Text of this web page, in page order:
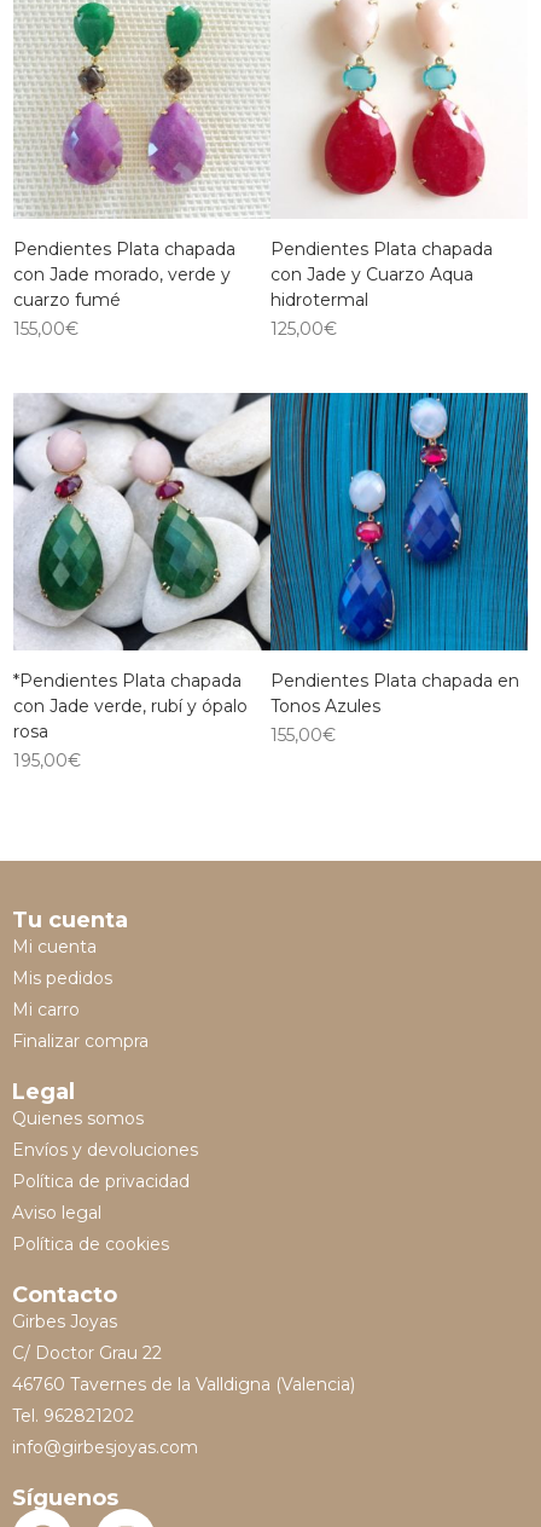
Pendientes Plata chapada
con Jade morado, verde y
cuarzo fumé
155,00€
Pendientes Plata chapada
con Jade y Cuarzo Aqua
hidrotermal
125,00€
*Pendientes Plata chapada
con Jade verde, rubí y ópalo
rosa
195,00€
Pendientes Plata chapada en
Tonos Azules
155,00€
Tu cuenta
Mi cuenta
Mis pedidos
Mi carro
Finalizar compra
Legal
Quienes somos
Envíos y devoluciones
Política de privacidad
Aviso legal
Política de cookies
Contacto
Girbes Joyas
C/ Doctor Grau 22
46760 Tavernes de la Valldigna (Valencia)
Tel. 962821202
info@girbesjoyas.com
Síguenos